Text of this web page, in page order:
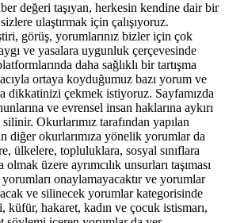
değeri taşıyan, herkesin kendine dair bir
ulaştırmak için çalışıyoruz.
görüş, yorumlarınız bizler için çok
ve yasalara uygunluk çerçevesinde
daha sağlıklı bir tartışma
ortaya koyduğumuz bazı yorum ve
dikkatinizi çekmek istiyoruz. Sayfamızda
ve evrensel insan haklarına aykırı
Okurlarımız tarafından yapılan
diğer okurlarımıza yönelik yorumlar da
ülkelere, topluluklara, sosyal sınıflara
üzere ayrımcılık unsurları taşıması
onaylamayacaktır ve yorumlar
ve silinecek yorumlar kategorisinde
küfür, hakaret, kadın ve çocuk istismarı,